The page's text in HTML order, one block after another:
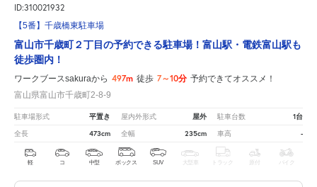
ID:310021932
【5番】千歳橋東駐車場
富山市千歳町２丁目の予約できる駐車場！富山駅・電鉄富山駅も
徒歩圏内！
ワークブースsakuraから 497m 徒歩 7～10分 予約できてオススメ！
富山県富山市千歳町2-8-9
駐車場形式 平置き 屋内外形式 屋外 駐車台数 1台
全長 473cm 全幅 235cm 車高 -
軽 コ 中型 ボックス SUV 大型車 トラック 原付 バイク